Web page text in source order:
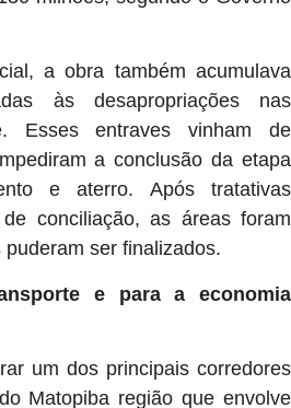
a obra também acumulava
às desapropriações nas
Esses entraves vinham de
a conclusão da etapa
e aterro. Após tratativas
conciliação, as áreas foram
puderam ser finalizados.
e para a economia
um dos principais corredores
Matopiba região que envolve